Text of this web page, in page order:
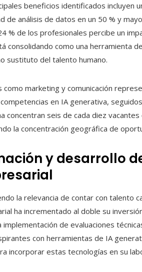
beneficios identificados incluyen
de análisis de datos en un 50 % y
% de los profesionales percibe un
consolidando como una herramienta
sustituto del talento humano.
como marketing y comunicación
en IA generativa,
concentran seis de cada diez
la concentración geográfica de
y desarrollo
la relevancia de contar con talento
ha incrementado al doble su
implementación de evaluaciones
con herramientas de IA
incorporar estas tecnologías en su